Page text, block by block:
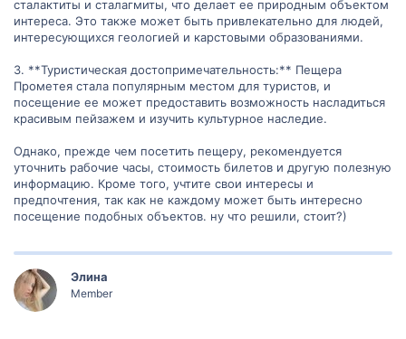
сталактиты и сталагмиты, что делает ее природным объектом
интереса. Это также может быть привлекательно для людей,
интересующихся геологией и карстовыми образованиями.
3. **Туристическая достопримечательность:** Пещера
Прометея стала популярным местом для туристов, и
посещение ее может предоставить возможность насладиться
красивым пейзажем и изучить культурное наследие.
Однако, прежде чем посетить пещеру, рекомендуется
уточнить рабочие часы, стоимость билетов и другую полезную
информацию. Кроме того, учтите свои интересы и
предпочтения, так как не каждому может быть интересно
посещение подобных объектов. ну что решили, стоит?)
Элина
Member